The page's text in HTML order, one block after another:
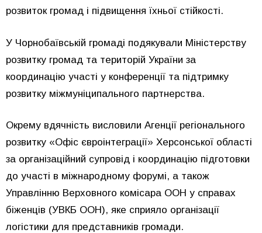
розвиток громад і підвищення їхньої стійкості.
У Чорнобаївській громаді подякували Міністерству
розвитку громад та територій України за
координацію участі у конференції та підтримку
розвитку міжмуніципального партнерства.
Окрему вдячність висловили Агенції регіонального
розвитку «Офіс євроінтеграції» Херсонської області
за організаційний супровід і координацію підготовки
до участі в міжнародному форумі, а також
Управлінню Верховного комісара ООН у справах
біженців (УВКБ ООН), яке сприяло організації
логістики для представників громади.